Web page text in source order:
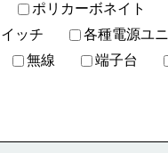
ポリカーボネイト
ッチ
各種電源ユ
無線
端子台